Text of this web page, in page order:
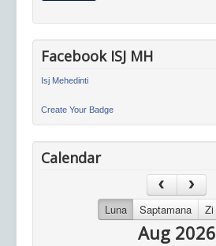
Facebook ISJ MH
Isj Mehedinti
Create Your Badge
Calendar
Luna Saptamana Zi
Aug 2026